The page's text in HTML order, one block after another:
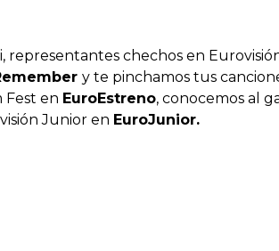
chechos en
y te pinchamos tus
Fest en EuroEstreno, conocemos al
Junior en EuroJunior.